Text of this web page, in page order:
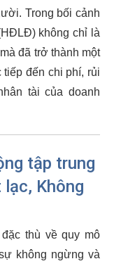
Trong bối cảnh
không chỉ là
đã trở thành một
đến chi phí, rủi
tài của doanh
tập trung
lạc, Không
thù về quy mô
không ngừng và